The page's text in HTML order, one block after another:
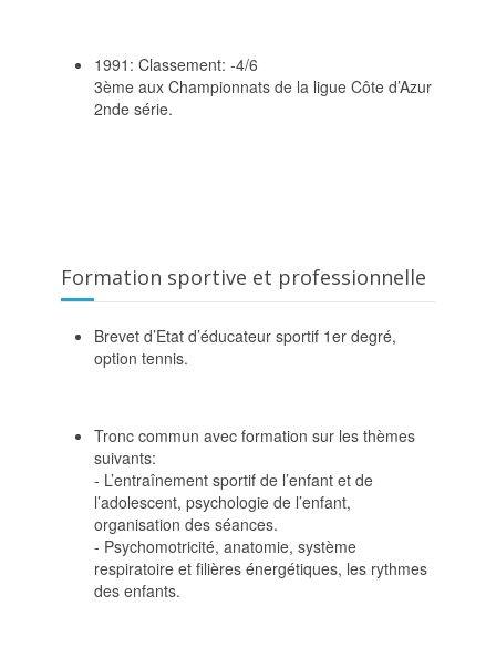
1991: Classement: -4/6
3ème aux Championnats de la ligue Côte d’Azur
2nde série.
Formation sportive et professionnelle
Brevet d’Etat d’éducateur sportif 1er degré,
option tennis.
Tronc commun avec formation sur les thèmes
suivants:
- L’entraînement sportif de l’enfant et de
l’adolescent, psychologie de l’enfant,
organisation des séances.
- Psychomotricité, anatomie, système
respiratoire et filières énergétiques, les rythmes
des enfants.